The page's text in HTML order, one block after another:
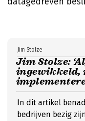
Jim Stolze:
ingewikkeld,
Jim Stolze
In dit artikel
bedrijven bezig